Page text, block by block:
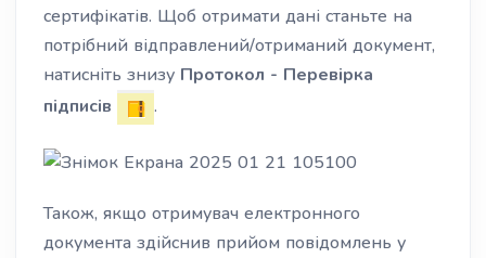
сертифікатів. Щоб отримати дані станьте на
потрібний відправлений/отриманий документ,
натисніть знизу Протокол - Перевірка
підписів
.
Також, якщо отримувач електронного
документа здійснив прийом повідомлень у